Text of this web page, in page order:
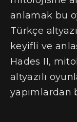
anlamak bu
Türkçe
keyifli ve
Hades II,
altyazılı
yapımlardan